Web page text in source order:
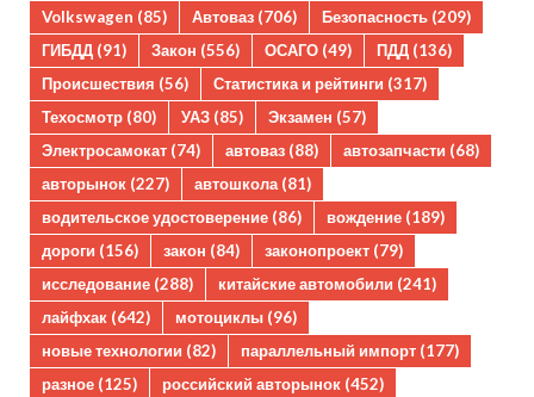
Volkswagen (85) Автоваз (706) Безопасность (209)
ГИБДД (91) Закон (556) ОСАГО (49) ПДД (136)
Происшествия (56) Статистика и рейтинги (317)
Техосмотр (80) УАЗ (85) Экзамен (57)
Электросамокат (74) автоваз (88) автозапчасти (68)
авторынок (227) автошкола(81)
водительское удостоверение (86) вождение (189)
дороги (156) закон (84) законопроект (79)
исследование (288) китайские автомобили (241)
лайфхак (642) мотоциклы (96)
новые технологии (82) параллельный импорт (177)
разное (125) российский авторынок (452)